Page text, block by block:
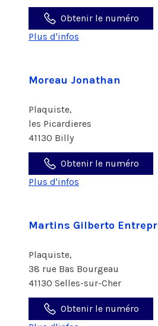
Obtenir le numéro
Plus d'infos
Moreau Jonathan
Plaquiste,
les Picardieres
41130 Billy
Obtenir le numéro
Plus d'infos
Martins Gilberto Entrepr
Plaquiste,
38 rue Bas Bourgeau
41130 Selles-sur-Cher
Obtenir le numéro